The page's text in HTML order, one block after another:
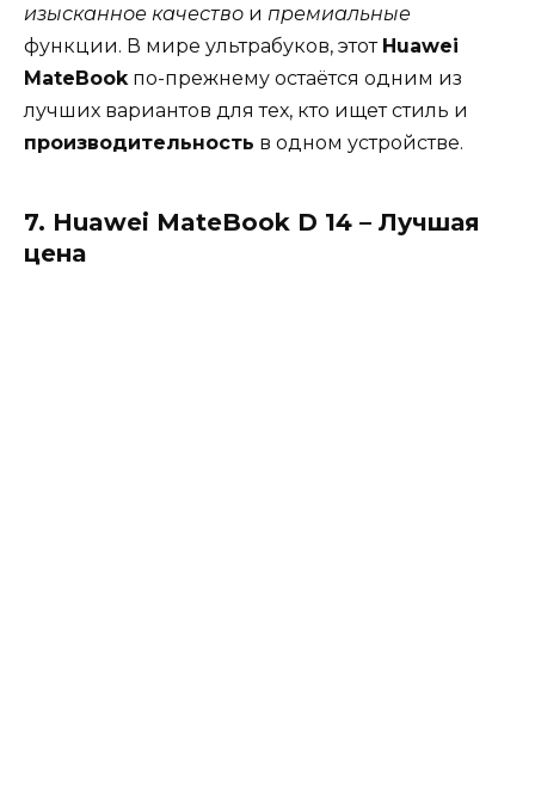
изысканное качество и премиальные
функции. В мире ультрабуков, этот Huawei
MateBookпо-прежнему остаётся одним из
лучших вариантов для тех, кто ищет стиль и
производительность в одном устройстве.
7. Huawei MateBook D 14 – Лучшая
цена